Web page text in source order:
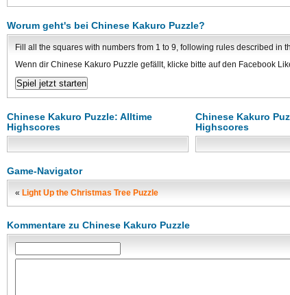
Worum geht's bei Chinese Kakuro Puzzle?
Fill all the squares with numbers from 1 to 9, following rules described in
Wenn dir Chinese Kakuro Puzzle gefällt, klicke bitte auf den Facebook
Chinese Kakuro Puzzle: Alltime
Highscores
Chinese Kakuro
Highscores
Game-Navigator
« Light Up the Christmas Tree Puzzle
Kommentare zu Chinese Kakuro Puzzle